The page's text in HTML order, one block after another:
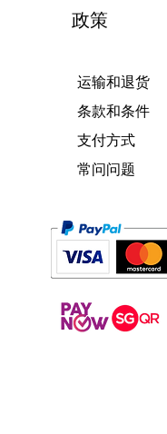
政策
运输和退货
条款和条件
支付方式
常问问题